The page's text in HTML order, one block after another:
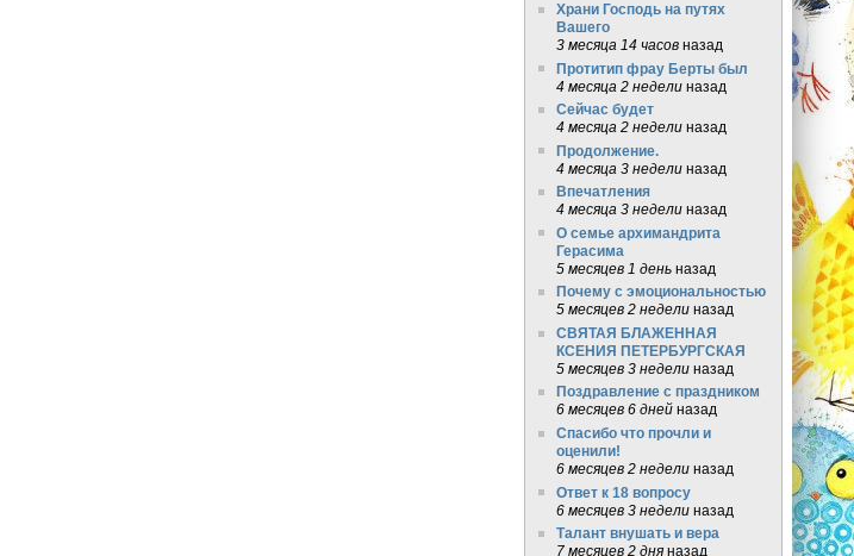
Храни Господь на путях
Вашего
3 месяца 14 часовназад
Протитип фрау Берты был
4 месяца 2 неделиназад
Сейчас будет
4 месяца 2 неделиназад
Продолжение.
4 месяца 3 неделиназад
Впечатления
4 месяца 3 неделиназад
О семье архимандрита
Герасима
5 месяцев 1 деньназад
Почему с эмоциональностью
5 месяцев 2 неделиназад
СВЯТАЯ БЛАЖЕННАЯ
КСЕНИЯ ПЕТЕРБУРГСКАЯ
5 месяцев 3 неделиназад
Поздравление с праздником
6 месяцев 6 днейназад
Спасибо что прочли и
оценили!
6 месяцев 2 неделиназад
Ответ к 18 вопросу
6 месяцев 3 неделиназад
Талант внушать и вера
7 месяцев 2 дняназад